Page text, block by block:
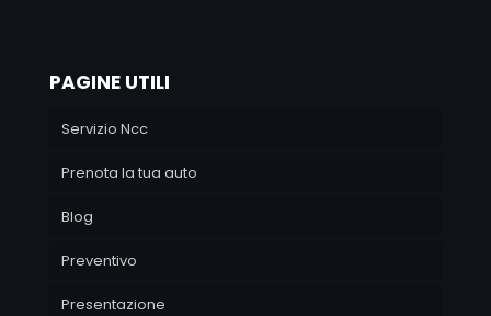
PAGINE UTILI
Servizio Ncc
Prenota la tua auto
Blog
Preventivo
Presentazione